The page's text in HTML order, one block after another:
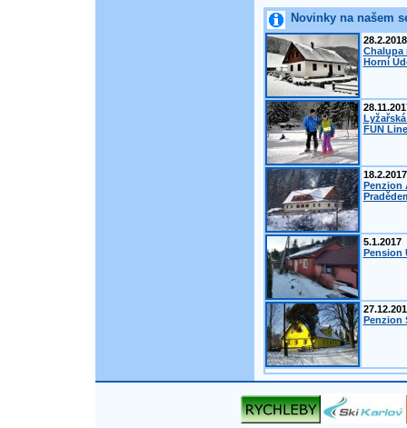
Novinky na našem
28.2.2018
Chalupa
Horní
FUN
18.2.2017
Penzion
5.1.2017
Pension
Penzion